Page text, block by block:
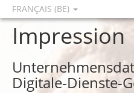
FRANÇAIS (BE)
Impression
Digitale-Dienste-